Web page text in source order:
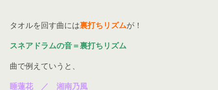
タオルを回す曲には裏打ちリズムが！
スネアドラムの音＝裏打ちリズム
曲で例えていうと、
睡蓮花 ／ 湘南乃風